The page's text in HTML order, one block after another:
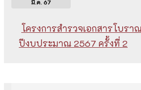
มี.ค. 67
โครงการสำรวจเอกสารโบรา
ปีงบประมาณ 2567 ครั้งที่ 2